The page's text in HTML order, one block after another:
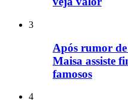
3
Após rumor
Maisa assiste
famosos
4